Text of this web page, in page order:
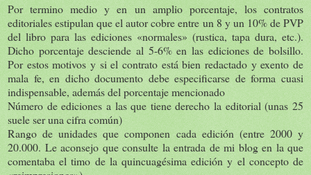
Por termino medio y en un amplio porcentaje, los contratos
editoriales estipulan que el autor cobre entre un 8 y un 10% de PVP
del libro para las ediciones «normales» (rustica, tapa dura, etc.).
Dicho porcentaje desciende al 5-6% en las ediciones de bolsillo.
Por estos motivos y si el contrato está bien redactado y exento de
mala fe, en dicho documento debe especificarse de forma cuasi
indispensable, además del porcentaje mencionado
Número de ediciones a las que tiene derecho la editorial (unas 25
suele ser una cifra común)
Rango de unidades que componen cada edición (entre 2000 y
20.000. Le aconsejo que consulte la entrada de mi blog en la que
comentaba el timo de la quincuagésima edición y el concepto de